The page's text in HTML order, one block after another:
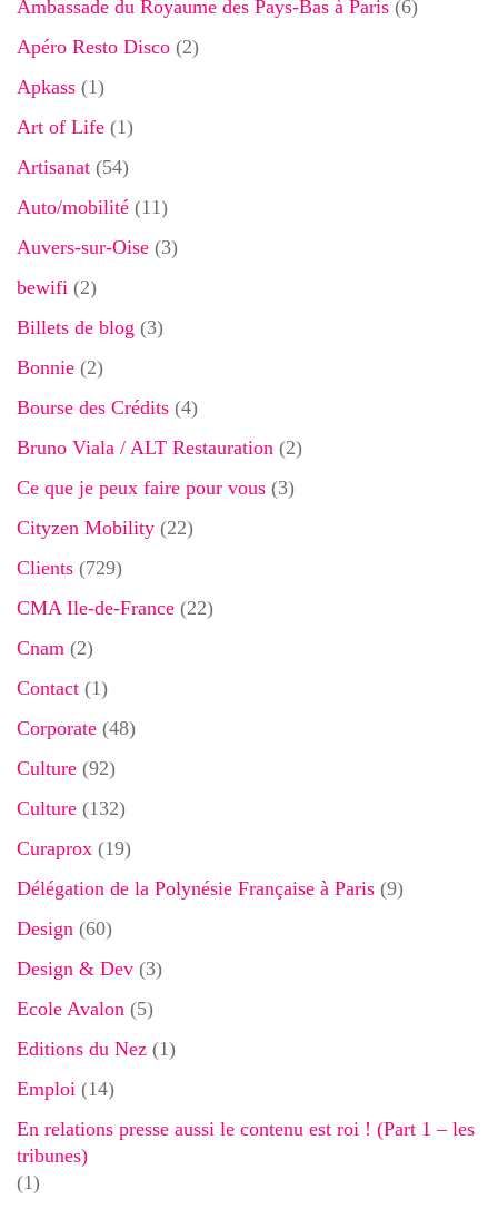
Ambassade du Royaume des Pays-Bas à Paris (6)
Apéro Resto Disco (2)
Apkass (1)
Art of Life (1)
Artisanat (54)
Auto/mobilité (11)
Auvers-sur-Oise (3)
bewifi (2)
Billets de blog (3)
Bonnie (2)
Bourse des Crédits (4)
Bruno Viala / ALT Restauration (2)
Ce que je peux faire pour vous (3)
Cityzen Mobility (22)
Clients (729)
CMA Ile-de-France (22)
Cnam (2)
Contact (1)
Corporate (48)
Culture (92)
Culture (132)
Curaprox (19)
Délégation de la Polynésie Française à Paris (9)
Design (60)
Design & Dev (3)
Ecole Avalon (5)
Editions du Nez (1)
Emploi (14)
En relations presse aussi le contenu est roi ! (Part 1 – les
tribunes)
(1)